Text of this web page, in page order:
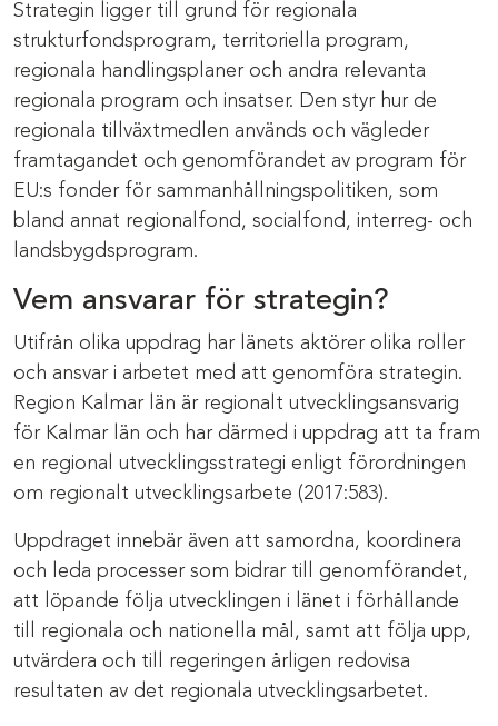
Strategin ligger till grund för regionala
strukturfondsprogram, territoriella program,
regionala handlingsplaner och andra relevanta
regionala program och insatser. Den styr hur de
regionala tillväxtmedlen används och vägleder
framtagandet och genomförandet av program för
EU:s fonder för sammanhållningspolitiken, som
bland annat regionalfond, socialfond, interreg- och
landsbygdsprogram.
Vem ansvarar för strategin?
Utifrån olika uppdrag har länets aktörer olika roller
och ansvar i arbetet med att genomföra strategin.
Region Kalmar län är regionalt utvecklingsansvarig
för Kalmar län och har därmed i uppdrag att ta fram
en regional utvecklingsstrategi enligt förordningen
om regionalt utvecklingsarbete (2017:583).
Uppdraget innebär även att samordna, koordinera
och leda processer som bidrar till genomförandet,
att löpande följa utvecklingen i länet i förhållande
till regionala och nationella mål, samt att följa upp,
utvärdera och till regeringen årligen redovisa
resultaten av det regionala utvecklingsarbetet.